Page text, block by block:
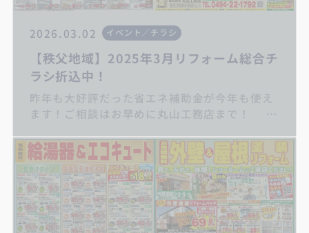
2026.03.02 イベント／チラシ
【秩父地域】2025年3月リフォーム総合チ
ラシ折込中！
昨年も大好評だった省エネ補助金が今年も使え
ます！ご相談はお早めに丸山工務店まで！
リフォーム/洗面化粧台リフォーム/給湯器交換/
屋根・外壁リフォーム/住宅省エネ2025キャン
ペーン/子育てグリーン支援事業/先進的窓リノ
ベ2025事業